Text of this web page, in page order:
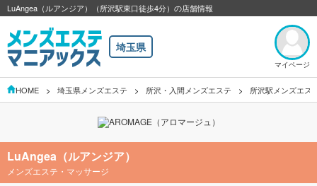
LuAngea（ルアンジア）（所沢駅東口徒歩4分）の店舗情報
埼玉県
マイページ
HOME 埼玉県メンズエステ 所沢・入間メンズエステ 所沢駅メンズエス
LuAngea（ルアンジア）
メンズエステ・マッサージ